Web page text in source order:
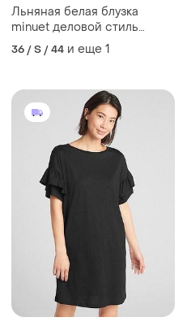
Льняная белая блузка
minuet деловой стиль
короткий рукав
36 / S / 44 и еще 1